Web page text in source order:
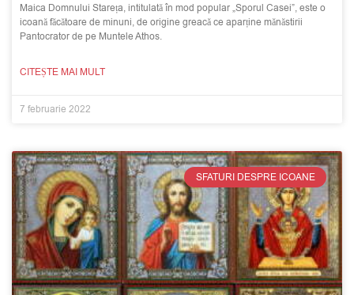
Maica Domnului Stareța, intitulată în mod popular „Sporul Casei”, este o
icoană făcătoare de minuni, de origine greacă ce aparține mănăstirii
Pantocrator de pe Muntele Athos.
CITEȘTE MAI MULT
7 februarie 2022
SFATURI DESPRE ICOANE